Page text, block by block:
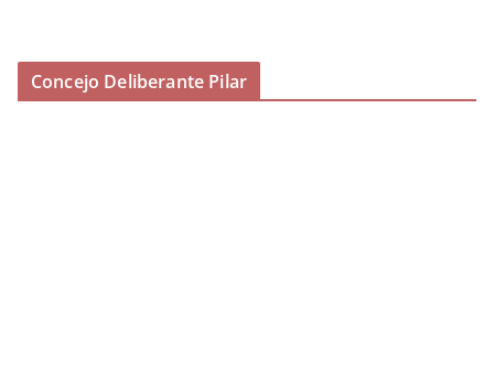
Concejo Deliberante Pilar